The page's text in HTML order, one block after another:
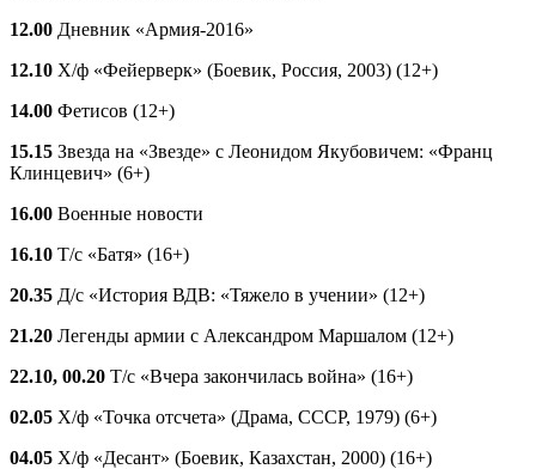
12.00 Дневник «Армия-2016»
12.10 Х/ф «Фейерверк» (Боевик, Россия, 2003) (12+)
14.00 Фетисов (12+)
15.15 Звезда на «Звезде» с Леонидом Якубовичем: «Франц
Клинцевич» (6+)
16.00 Военные новости
16.10 Т/с «Батя» (16+)
20.35 Д/с «История ВДВ: «Тяжело в учении» (12+)
21.20 Легенды армии с Александром Маршалом (12+)
22.10, 00.20 Т/с «Вчера закончилась война» (16+)
02.05 Х/ф «Точка отсчета» (Драма, СССР, 1979) (6+)
04.05 Х/ф «Десант» (Боевик, Казахстан, 2000) (16+)